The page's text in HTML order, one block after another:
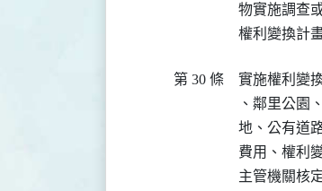
物實施調查
權利變換計
第 30 條
實施權利變
、鄰里公園
地、公有道
費用、權利
主管機關核